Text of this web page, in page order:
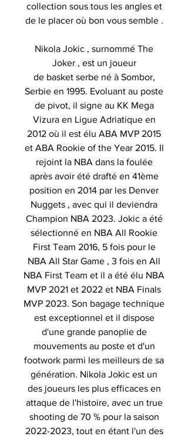
collection sous tous les angles et
de le placer où bon vous semble .
Nikola Jokic , surnommé The
Joker , est un joueur
de basket serbe né à Sombor,
Serbie en 1995. Evoluant au poste
de pivot, il signe au KK Mega
Vizura en Ligue Adriatique en
2012 où il est élu ABA MVP 2015
et ABA Rookie of the Year 2015. Il
rejoint la NBA dans la foulée
après avoir été drafté en 41ème
position en 2014 par les Denver
Nuggets , avec qui il deviendra
Champion NBA 2023. Jokic a été
sélectionné en NBA All Rookie
First Team 2016, 5 fois pour le
NBA All Star Game , 3 fois en All
NBA First Team et il a été élu NBA
MVP 2021 et 2022 et NBA Finals
MVP 2023. Son bagage technique
est exceptionnel et il dispose
d'une grande panoplie de
mouvements au poste et d'un
footwork parmi les meilleurs de sa
génération. Nikola Jokic est un
des joueurs les plus efficaces en
attaque de l'histoire, avec un true
shooting de 70 % pour la saison
2022-2023, tout en étant l'un des